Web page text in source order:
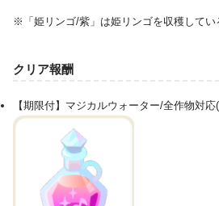
※「姫リンゴ/紫」は姫リンゴを収穫してい
クリア報酬
【期限付】マジカルウォーター/全作物対応